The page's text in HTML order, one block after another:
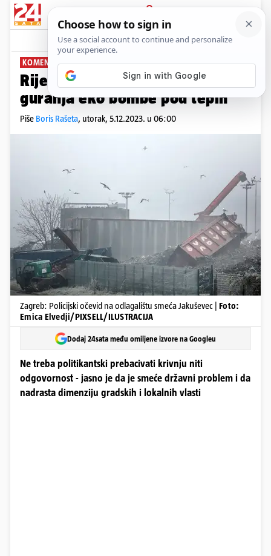
PRIJAVA
News Komentari
KOMENTIRA: BORIS RAŠETA
Riješite Jakuševec, dosta je bilo
guranja eko bombe pod tepih
Piše Boris Rašeta, utorak, 5.12.2023. u 06:00
Zagreb: Policijski očevid na odlagalištu smeća Jakuševec | Foto:
Emica Elvedji/PIXSELL/ILUSTRACIJA
Dodaj 24sata među omiljene izvore na Googleu
Ne treba politikantski prebacivati krivnju niti
odgovornost - jasno je da je smeće državni problem i da
nadrasta dimenziju gradskih i lokalnih vlasti